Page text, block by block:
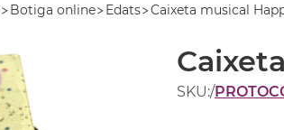
Botiga online Edats Caixeta musical
SKU:/